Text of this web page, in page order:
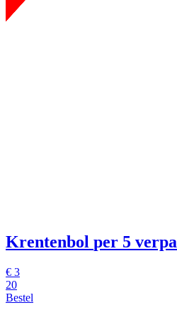
Krentenbol per 5
€ 3
20
Bestel